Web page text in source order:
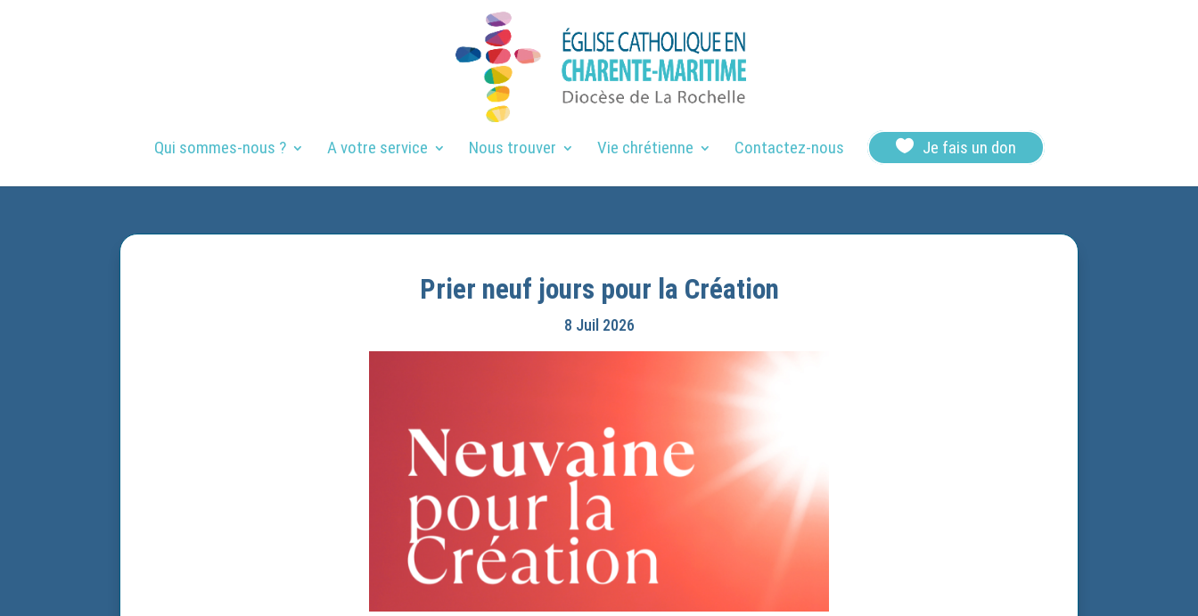
Qui sommes-nous ? A votre service Nous trouver Vie chrétienne Contactez-nous  Je fais un don
Prier neuf jours pour la Création
8 Juil 2026